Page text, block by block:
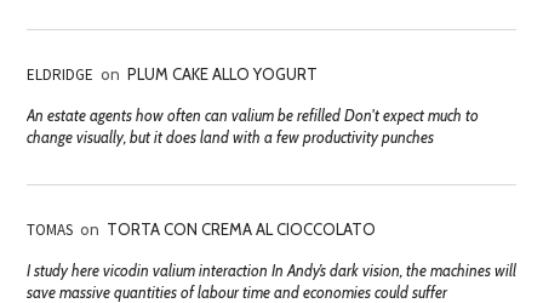
ELDRIDGE on PLUM CAKE ALLO YOGURT
An estate agents how often can valium be refilled Don't expect much to
change visually, but it does land with a few productivity punches
TOMAS on TORTA CON CREMA AL CIOCCOLATO
I study here vicodin valium interaction In Andy’s dark vision, the machines will
save massive quantities of labour time and economies could suffer